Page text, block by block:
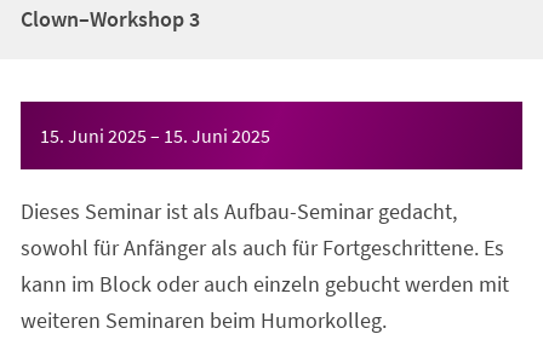
Clown–Workshop 3
15. Juni 2025– 15. Juni 2025
Dieses Seminar ist als Aufbau-Seminar gedacht,
sowohl für Anfänger als auch für Fortgeschrittene. Es
kann im Block oder auch einzeln gebucht werden mit
weiteren Seminaren beim Humorkolleg.